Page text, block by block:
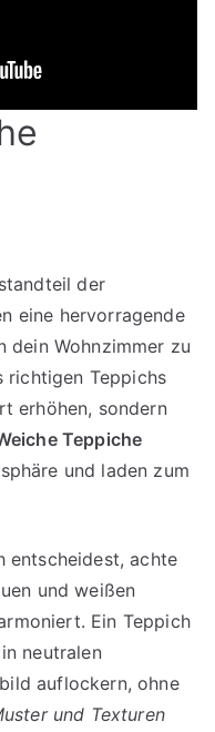
der
eine hervorragende
dein Wohnzimmer zu
richtigen Teppichs
erhöhen, sondern
Teppiche
und laden zum
entscheidest, achte
und weißen
Ein Teppich
neutralen
auflockern, ohne
und Texturen